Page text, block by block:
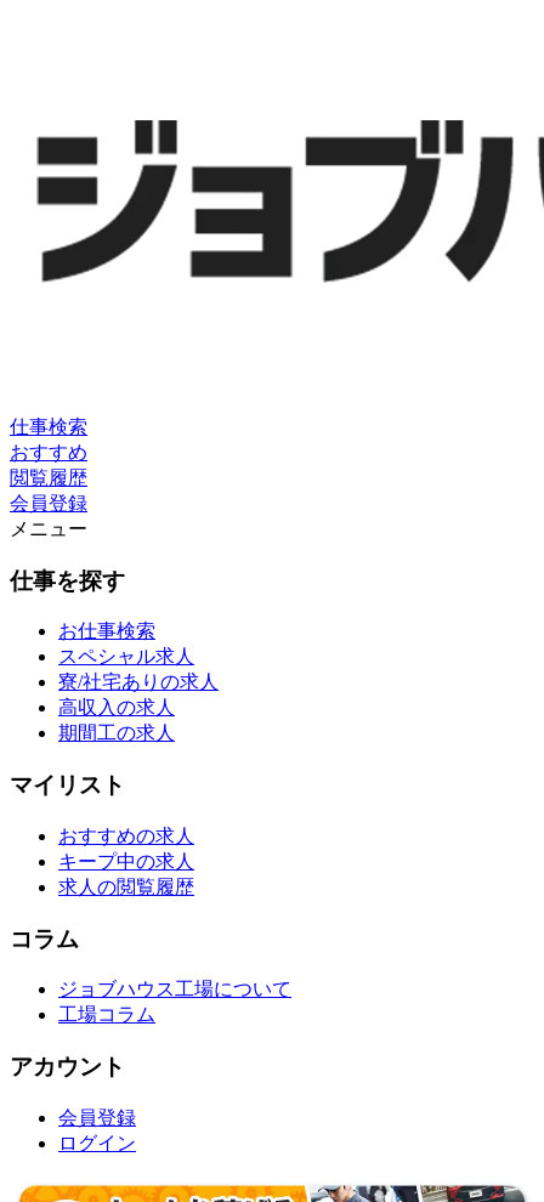
仕事検索
おすすめ
閲覧履歴
会員登録
メニュー
仕事を探す
お仕事検索
スペシャル求人
寮/社宅ありの求人
高収入の求人
期間工の求人
マイリスト
おすすめの求人
キープ中の求人
求人の閲覧履歴
コラム
ジョブハウス工場について
工場コラム
アカウント
会員登録
ログイン